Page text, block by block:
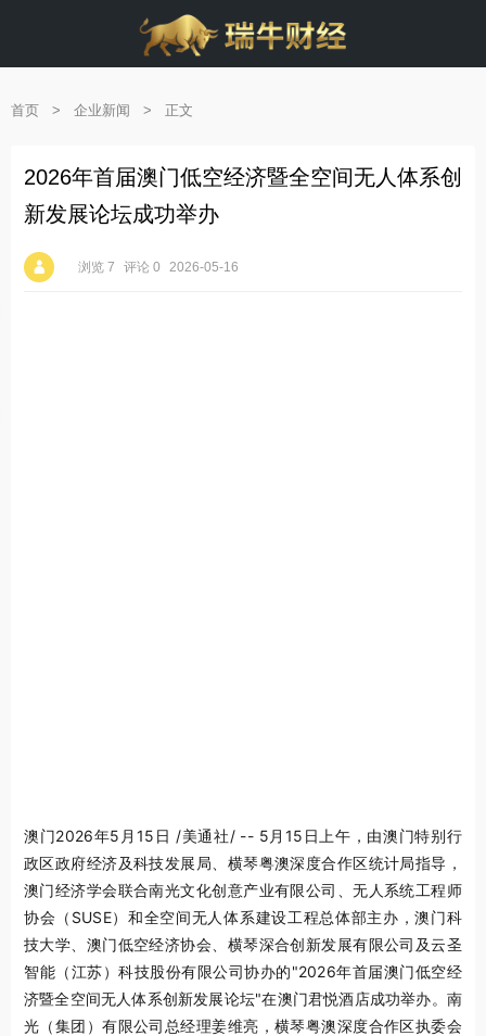
首页 > 企业新闻 > 正文
2026年首届澳门低空经济暨全空间无人体系创
新发展论坛成功举办
浏览 7 评论 0 2026-05-16
澳门2026年5月15日 /美通社/ -- 5月15日上午，由澳门特别行
政区政府经济及科技发展局、横琴粤澳深度合作区统计局指导，
澳门经济学会联合南光文化创意产业有限公司、无人系统工程师
协会（SUSE）和全空间无人体系建设工程总体部主办，澳门科
技大学、澳门低空经济协会、横琴深合创新发展有限公司及云圣
智能（江苏）科技股份有限公司协办的"2026年首届澳门低空经
济暨全空间无人体系创新发展论坛"在澳门君悦酒店成功举办。南
光（集团）有限公司总经理姜维亮，横琴粤澳深度合作区执委会